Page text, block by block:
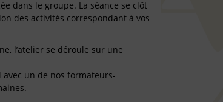
dans le groupe. La séance se clôt
des activités correspondant à vos
l’atelier se déroule sur une
un de nos formateurs-